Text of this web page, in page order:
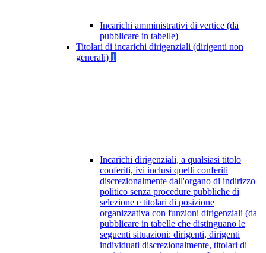
Incarichi amministrativi di vertice (da
pubblicare in tabelle)
Titolari di incarichi dirigenziali (dirigenti non
generali) 1
Incarichi dirigenziali, a qualsiasi titolo
conferiti, ivi inclusi quelli conferiti
discrezionalmente dall'organo di indirizzo
politico senza procedure pubbliche di
selezione e titolari di posizione
organizzativa con funzioni dirigenziali (da
pubblicare in tabelle che distinguano le
seguenti situazioni: dirigenti, dirigenti
individuati discrezionalmente, titolari di